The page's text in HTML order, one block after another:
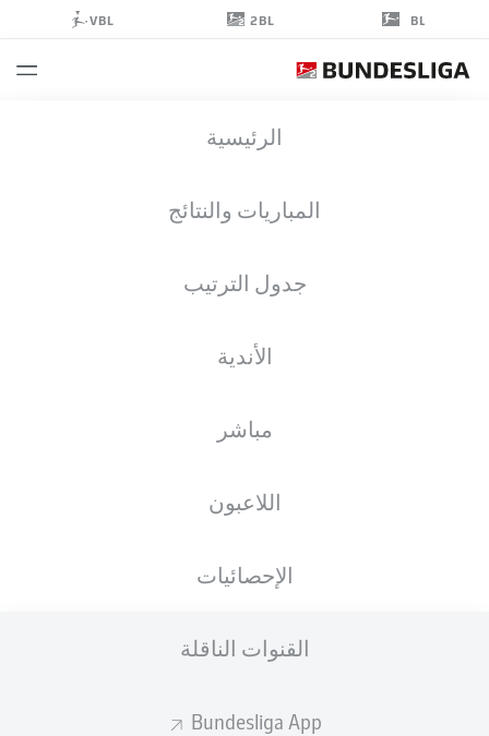
BL
2BL
VBL
الرئيسية
المباريات والنتائج
جدول الترتيب
الأندية
مباشر
اللاعبون
الإحصائيات
القنوات الناقلة
Bundesliga App
18.12.1998